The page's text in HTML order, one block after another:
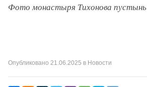
Фото монастыря Тихонова пустынь
Опубликовано 21.06.2025 в Новости